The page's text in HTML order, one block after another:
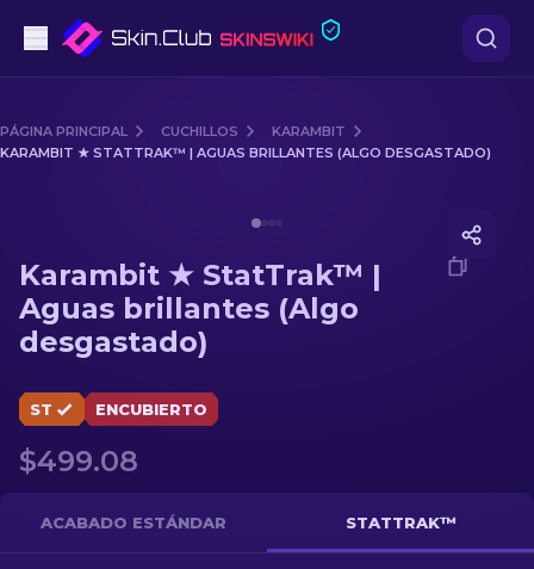
Gama media
Fusiles de Francotirador
Cuchillos
Guantes
Cajas
Otro
PÁGINA PRINCIPAL CUCHILLOS
KARAMBIT
KARAMBIT ★ STATTRAK™ | AGUAS BRILLANTES (ALGO DESGASTADO)
Karambit ★ StatTrak™ |
Aguas brillantes (Algo
desgastado)
ST ENCUBIERTO
$499.08
ACABADO ESTÁNDAR STATTRAK™